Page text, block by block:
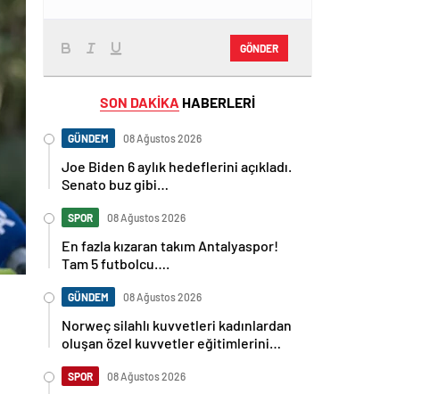
GÖNDER
SON DAKİKA HABERLERİ
GÜNDEM 08 Ağustos 2026
Joe Biden 6 aylık hedeflerini açıkladı.
Senato buz gibi…
SPOR 08 Ağustos 2026
En fazla kızaran takım Antalyaspor!
Tam 5 futbolcu….
GÜNDEM 08 Ağustos 2026
Norweç silahlı kuvvetleri kadınlardan
oluşan özel kuvvetler eğitimlerini
SPOR 08 Ağustos 2026